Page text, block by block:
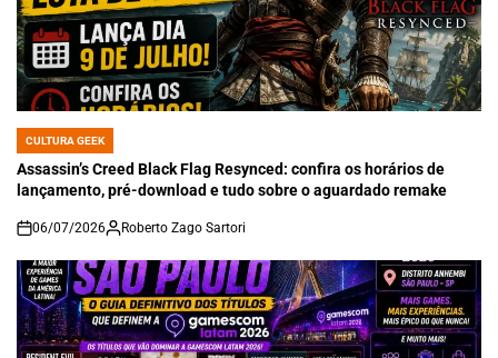
POSTED
IN
CULTURA GEEK
Assassin’s Creed Black Flag Resynced: confira os horários de
lançamento, pré-download e tudo sobre o aguardado remake
on
06/07/2026 Roberto Zago Sartori